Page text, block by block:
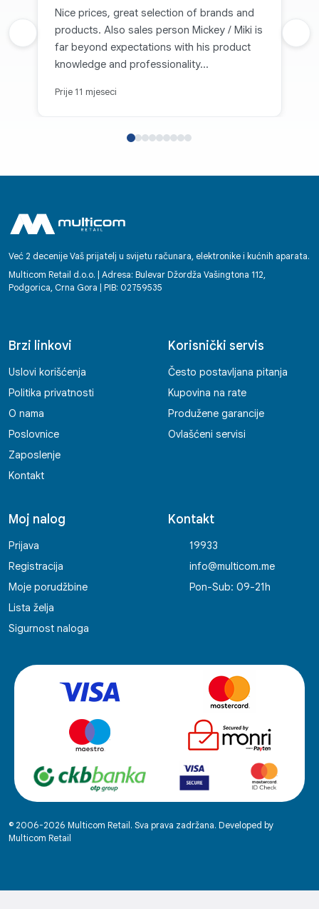
Nice prices, great selection of brands and
products. Also sales person Mickey / Miki is
far beyond expectations with his product
knowledge and professionality...
Prije 11 mjeseci
Prethodna recenzija
Već 2 decenije Vaš prijatelj u svijetu računara, elektronike i kućnih aparata.
Multicom Retail d.o.o. | Adresa: Bulevar Džordža Vašingtona 112,
Podgorica, Crna Gora | PIB: 02759535
Brzi linkovi
Uslovi korišćenja
Politika privatnosti
O nama
Poslovnice
Zaposlenje
Kontakt
Korisnički servis
Često postavljana pitanja
Kupovina na rate
Produžene garancije
Ovlašćeni servisi
Moj nalog
Prijava
Registracija
Moje porudžbine
Lista želja
Sigurnost naloga
Kontakt
19933
info@multicom.me
Pon-Sub: 09-21h
© 2006-2026 Multicom Retail. Sva prava zadržana. Developed by
Multicom Retail